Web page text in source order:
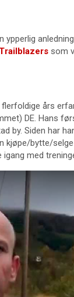
som
års
DE. Hans
by. Siden har
kjøpe/bytte/
med